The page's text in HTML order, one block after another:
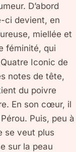
D’abord
ci devient, en
miellée et
féminité, qui
Iconic de
notes de tête,
du poivre
En son cœur, il
Puis, peu à
se veut plus
sur la peau